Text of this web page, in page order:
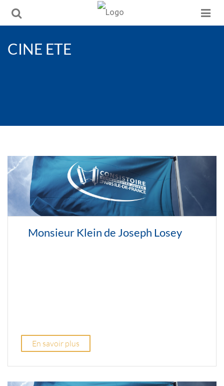
CINE ETE
Monsieur Klein de Joseph Losey
En savoir plus